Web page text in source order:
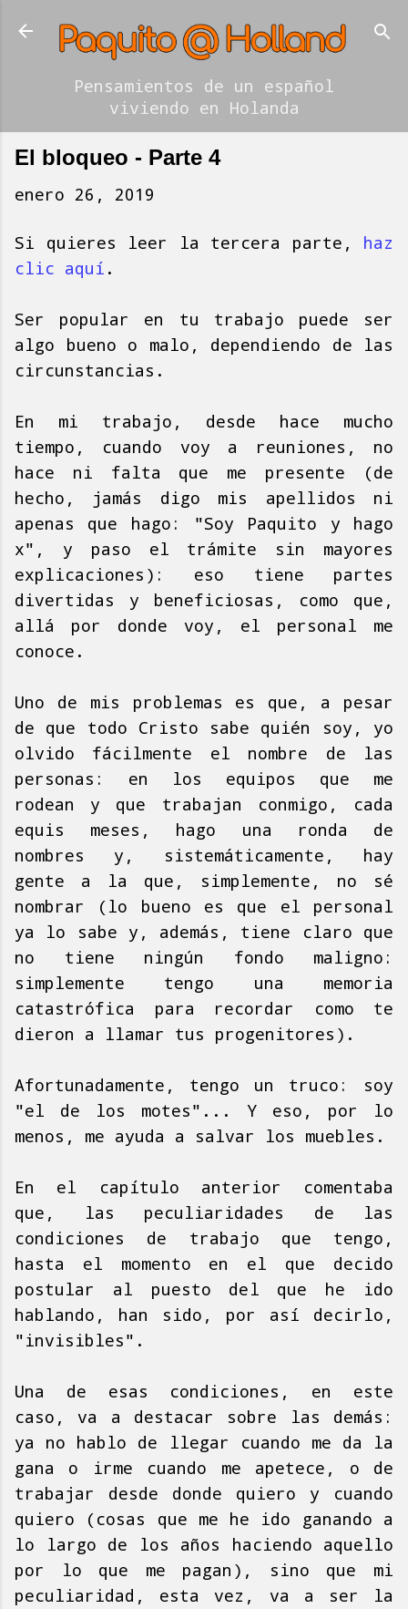
Ir al contenido principal
Pensamientos de un español
viviendo en Holanda
El bloqueo - Parte 4
enero 26, 2019
Si quieres leer la tercera parte, haz
clic aquí .
Ser popular en tu trabajo puede ser
algo bueno o malo, dependiendo de las
circunstancias.
En mi trabajo, desde hace mucho
tiempo, cuando voy a reuniones, no
hace ni falta que me presente (de
hecho, jamás digo mis apellidos ni
apenas que hago: "Soy Paquito y hago
x", y paso el trámite sin mayores
explicaciones): eso tiene partes
divertidas y beneficiosas, como que,
allá por donde voy, el personal me
conoce.
Uno de mis problemas es que, a pesar
de que todo Cristo sabe quién soy, yo
olvido fácilmente el nombre de las
personas: en los equipos que me
rodean y que trabajan conmigo, cada
equis meses, hago una ronda de
nombres y, sistemáticamente, hay
gente a la que, simplemente, no sé
nombrar (lo bueno es que el personal
ya lo sabe y, además, tiene claro que
no tiene ningún fondo maligno:
simplemente tengo una memoria
catastrófica para recordar como te
dieron a llamar tus progenitores).
Afortunadamente, tengo un truco: soy
"el de los motes"... Y eso, por lo
menos, me ayuda a salvar los muebles.
En el capítulo anterior comentaba
que, las peculiaridades de las
condiciones de trabajo que tengo,
hasta el momento en el que decido
postular al puesto del que he ido
hablando, han sido, por así decirlo,
"invisibles".
Una de esas condiciones, en este
caso, va a destacar sobre las demás:
ya no hablo de llegar cuando me da la
gana o irme cuando me apetece, o de
trabajar desde donde quiero y cuando
quiero (cosas que me he ido ganando a
lo largo de los años haciendo aquello
por lo que me pagan), sino que mi
peculiaridad, esta vez, va a ser la